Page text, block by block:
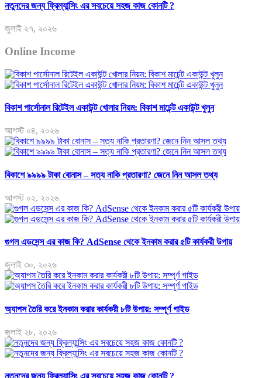
নতুনদের জন্য ফ্রিল্যান্সিং এর সবচেয়ে সহজ কাজ কোনটি ?
জুলাই ২৭, ২০২৬
Online Income
বিকাশ পার্সোনাল রিটেইল একাউন্ট খোলার নিয়ম: বিকাশ মার্চেন্ট একাউন্ট খুলুন
আগস্ট ০৪, ২০২৬
বিকাশে ৯৯৯৯ টাকা বোনাস – সত্য নাকি প্রতারণা? জেনে নিন আসল তথ্য
আগস্ট ০২, ২০২৬
গুগল এডসেন্স এর কাজ কি? AdSense থেকে ইনকাম করার ৫টি কার্যকরী উপায়
জুলাই ৩০, ২০২৬
অ্যাপস তৈরি করে ইনকাম করার কার্যকরী ৮টি উপায়: সম্পূর্ণ গাইড
জুলাই ২৮, ২০২৬